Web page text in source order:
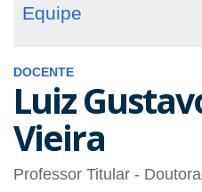
Equipe
DOCENTE
Luiz
Vieira
Professor Titular -